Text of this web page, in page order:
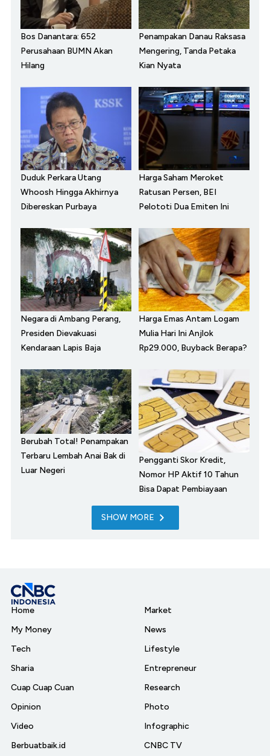
Bos Danantara: 652
Perusahaan BUMN Akan
Hilang
Penampakan Danau Raksasa
Mengering, Tanda Petaka
Kian Nyata
Duduk Perkara Utang
Whoosh Hingga Akhirnya
Dibereskan Purbaya
Harga Saham Meroket
Ratusan Persen, BEI
Pelototi Dua Emiten Ini
Negara di Ambang Perang,
Presiden Dievakuasi
Kendaraan Lapis Baja
Harga Emas Antam Logam
Mulia Hari Ini Anjlok
Rp29.000, Buyback Berapa?
Berubah Total! Penampakan
Terbaru Lembah Anai Bak di
Luar Negeri
Pengganti Skor Kredit,
Nomor HP Aktif 10 Tahun
Bisa Dapat Pembiayaan
SHOW MORE
Home
My Money
Tech
Sharia
Cuap Cuap Cuan
Opinion
Video
Berbuatbaik.id
Market
News
Lifestyle
Entrepreneur
Research
Photo
Infographic
CNBC TV